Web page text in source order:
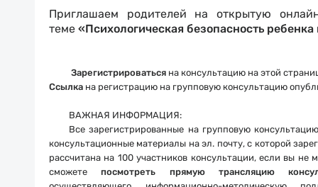
Приглашаем родителей на открытую
теме «Психологическая безопасность
Зарегистрироваться на консультацию на этой
Ссылка на регистрацию на групповую консультацию
ВАЖНАЯ ИНФОРМАЦИЯ:
Все зарегистрированные на групповую
консультационные материалы на эл. почту, с которой
рассчитана на 100 участников консультации, если вы
сможетепосмотреть прямую трансляцию